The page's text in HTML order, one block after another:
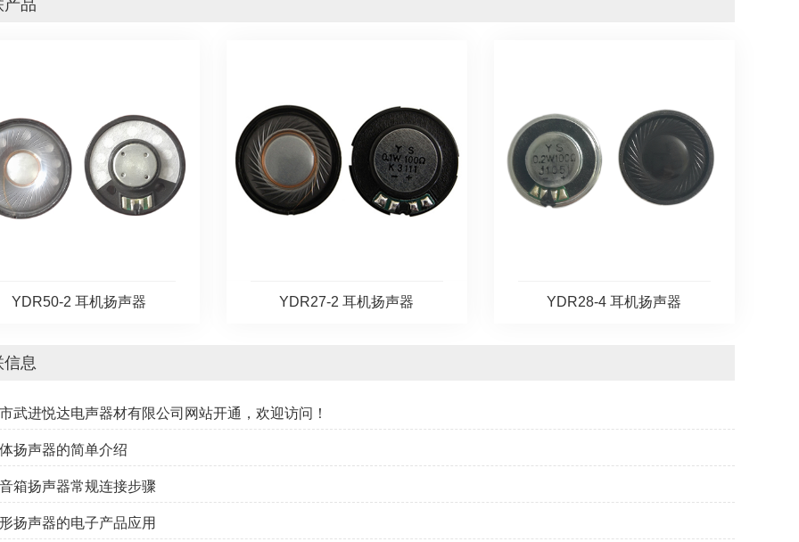
产品
YDR50-2 耳机扬声器 YDR27-2 耳机扬声器 YDR28-4 耳机扬声器
信息
武进悦达电声器材有限公司网站开通，欢迎访问！
扬声器的简单介绍
箱扬声器常规连接步骤
扬声器的电子产品应用